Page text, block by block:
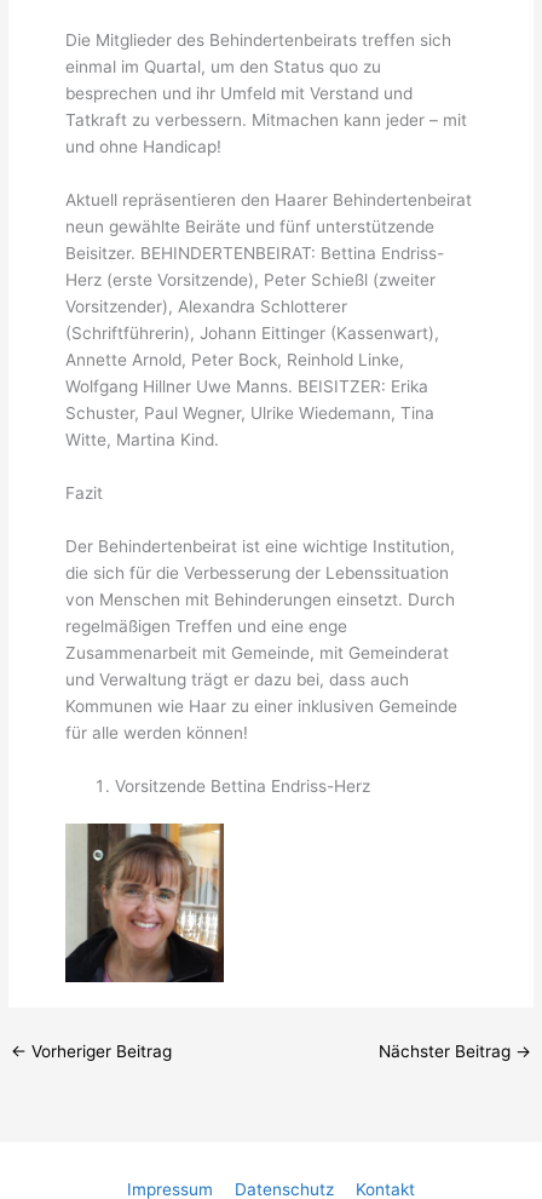
Die Mitglieder des Behindertenbeirats treffen sich
einmal im Quartal, um den Status quo zu
besprechen und ihr Umfeld mit Verstand und
Tatkraft zu verbessern. Mitmachen kann jeder – mit
und ohne Handicap!
Aktuell repräsentieren den Haarer Behindertenbeirat
neun gewählte Beiräte und fünf unterstützende
Beisitzer. BEHINDERTENBEIRAT: Bettina Endriss-
Herz (erste Vorsitzende), Peter Schießl (zweiter
Vorsitzender), Alexandra Schlotterer
(Schriftführerin), Johann Eittinger (Kassenwart),
Annette Arnold, Peter Bock, Reinhold Linke,
Wolfgang Hillner Uwe Manns. BEISITZER: Erika
Schuster, Paul Wegner, Ulrike Wiedemann, Tina
Witte, Martina Kind.
Fazit
Der Behindertenbeirat ist eine wichtige Institution,
die sich für die Verbesserung der Lebenssituation
von Menschen mit Behinderungen einsetzt. Durch
regelmäßigen Treffen und eine enge
Zusammenarbeit mit Gemeinde, mit Gemeinderat
und Verwaltung trägt er dazu bei, dass auch
Kommunen wie Haar zu einer inklusiven Gemeinde
für alle werden können!
Vorsitzende Bettina Endriss-Herz
← Vorheriger Beitrag Nächster Beitrag →
Impressum Datenschutz Kontakt